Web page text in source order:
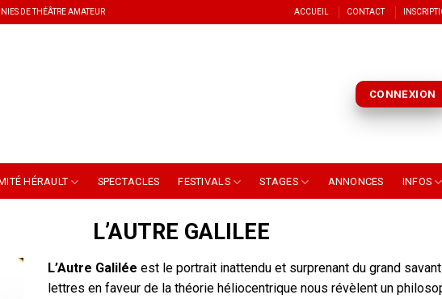
DE THÉÂTRE AMATEUR ACCUEIL CONTACT
CONNEXION
HÉRAULT SPECTACLES FESTIVALS STAGES ANNONCES INFOS
L’AUTRE GALILEE
L’Autre Galilée est le portrait inattendu et surprenant du grand
lettres en faveur de la théorie héliocentrique nous révèlent un